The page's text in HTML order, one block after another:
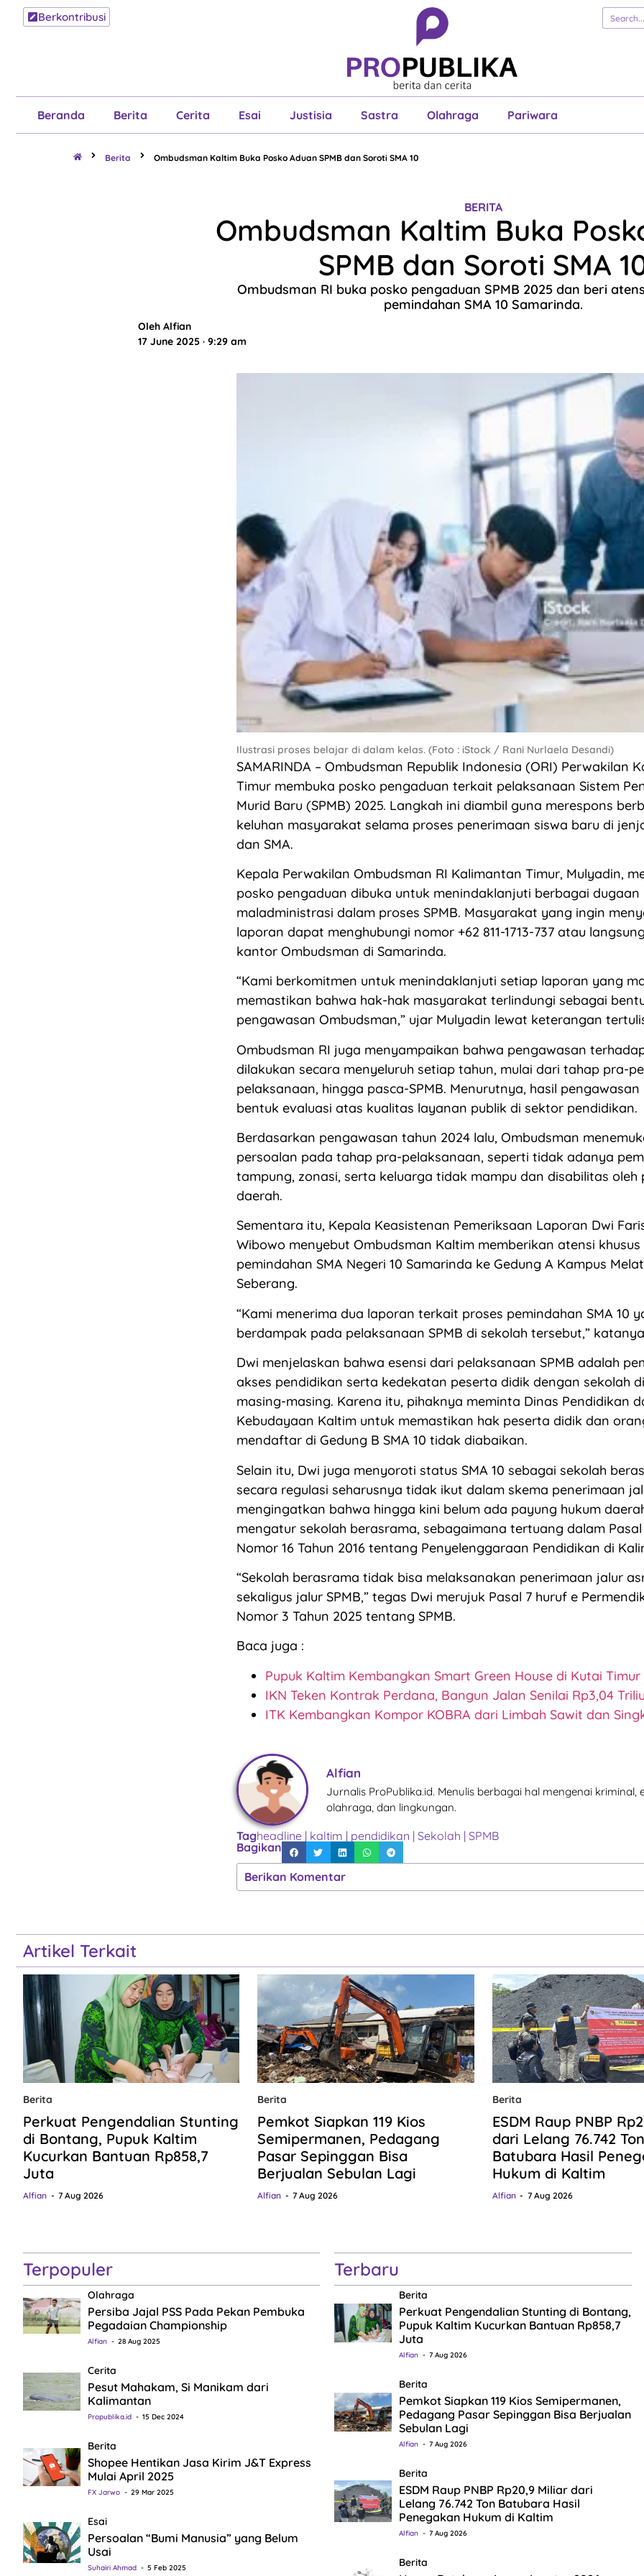
Berkontribusi
Beranda Berita Cerita Esai Justisia Sastra Olahraga Pariwara
Berita Cerita Esai Justisia
Pariwara
Berita Ombudsman Kaltim Buka Posko Aduan SPMB dan Soroti SMA 10
BERITA
Ombudsman Kaltim Buka
SPMB dan Soroti SMA
Ombudsman RI buka posko pengaduan SPMB 2025 dan beri
pemindahan SMA 10 Samarinda.
Oleh Alfian
17 June 2025 · 9:29 am
Ilustrasi proses belajar di dalam kelas. (Foto : iStock / Rani Nurlaela Desandi)
SAMARINDA – Ombudsman Republik Indonesia (ORI) Perwakilan
Timur membuka posko pengaduan terkait pelaksanaan Sistem
Murid Baru (SPMB) 2025. Langkah ini diambil guna merespons
keluhan masyarakat selama proses penerimaan siswa baru di
dan SMA.
Kepala Perwakilan Ombudsman RI Kalimantan Timur, Mulyadin,
posko pengaduan dibuka untuk menindaklanjuti berbagai dugaan
maladministrasi dalam proses SPMB. Masyarakat yang ingin
laporan dapat menghubungi nomor +62 811-1713-737 atau
kantor Ombudsman di Samarinda.
“Kami berkomitmen untuk menindaklanjuti setiap laporan yang
memastikan bahwa hak-hak masyarakat terlindungi sebagai
pengawasan Ombudsman,” ujar Mulyadin lewat keterangan
Ombudsman RI juga menyampaikan bahwa pengawasan
dilakukan secara menyeluruh setiap tahun, mulai dari tahap pra-
pelaksanaan, hingga pasca-SPMB. Menurutnya, hasil
bentuk evaluasi atas kualitas layanan publik di sektor pendidikan.
Berdasarkan pengawasan tahun 2024 lalu, Ombudsman
persoalan pada tahap pra-pelaksanaan, seperti tidak adanya
tampung, zonasi, serta keluarga tidak mampu dan disabilitas oleh
daerah.
Sementara itu, Kepala Keasistenan Pemeriksaan Laporan Dwi
Wibowo menyebut Ombudsman Kaltim memberikan atensi
pemindahan SMA Negeri 10 Samarinda ke Gedung A Kampus
Seberang.
“Kami menerima dua laporan terkait proses pemindahan SMA 10
berdampak pada pelaksanaan SPMB di sekolah tersebut,”
Dwi menjelaskan bahwa esensi dari pelaksanaan SPMB adalah
akses pendidikan serta kedekatan peserta didik dengan sekolah
masing-masing. Karena itu, pihaknya meminta Dinas Pendidikan
Kebudayaan Kaltim untuk memastikan hak peserta didik dan
mendaftar di Gedung B SMA 10 tidak diabaikan.
Selain itu, Dwi juga menyoroti status SMA 10 sebagai sekolah
secara regulasi seharusnya tidak ikut dalam skema penerimaan
mengingatkan bahwa hingga kini belum ada payung hukum
mengatur sekolah berasrama, sebagaimana tertuang dalam Pasal
Nomor 16 Tahun 2016 tentang Penyelenggaraan Pendidikan di
“Sekolah berasrama tidak bisa melaksanakan penerimaan jalur
sekaligus jalur SPMB,” tegas Dwi merujuk Pasal 7 huruf e
Nomor 3 Tahun 2025 tentang SPMB.
Baca juga :
Pupuk Kaltim Kembangkan Smart Green House di Kutai Timur
IKN Teken Kontrak Perdana, Bangun Jalan Senilai Rp3,04
ITK Kembangkan Kompor KOBRA dari Limbah Sawit dan
Alfian
Jurnalis ProPublika.id. Menulis berbagai hal mengenai kriminal,
olahraga, dan lingkungan.
Tagheadline | kaltim | pendidikan | Sekolah | SPMB
Bagikan
Berikan Komentar
Artikel Terkait
Berita
Perkuat Pengendalian Stunting
di Bontang, Pupuk Kaltim
Kucurkan Bantuan Rp858,7
Juta
Alfian 7 Aug 2026
Berita
Pemkot Siapkan 119 Kios
Semipermanen, Pedagang
Pasar Sepinggan Bisa
Berjualan Sebulan Lagi
Alfian 7 Aug 2026
Berita
ESDM Raup PNBP
dari Lelang 76.742 Ton
Batubara Hasil
Hukum di Kaltim
Alfian 7 Aug 2026
Terpopuler
Olahraga
Persiba Jajal PSS Pada Pekan Pembuka
Pegadaian Championship
Alfian 28 Aug 2025
Cerita
Pesut Mahakam, Si Manikam dari
Kalimantan
Propublika.id 15 Dec 2024
Berita
Shopee Hentikan Jasa Kirim J&T Express
Mulai April 2025
FX Jarwo 29 Mar 2025
Esai
Persoalan “Bumi Manusia” yang Belum
Usai
Suhairi Ahmad 5 Feb 2025
Terbaru
Berita
Perkuat Pengendalian Stunting di Bontang,
Pupuk Kaltim Kucurkan Bantuan Rp858,7
Juta
Alfian 7 Aug 2026
Berita
Pemkot Siapkan 119 Kios Semipermanen,
Pedagang Pasar Sepinggan Bisa Berjualan
Sebulan Lagi
Alfian 7 Aug 2026
Berita
ESDM Raup PNBP Rp20,9 Miliar dari
Lelang 76.742 Ton Batubara Hasil
Penegakan Hukum di Kaltim
Alfian 7 Aug 2026
Berita